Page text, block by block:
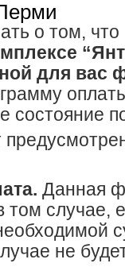
о том, что
для вас
состояние
Данная
том случае,
не